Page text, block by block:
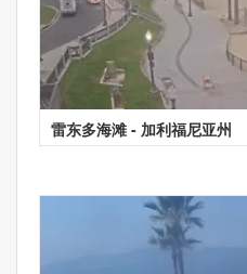
雷东多海滩 - 加利福尼亚州